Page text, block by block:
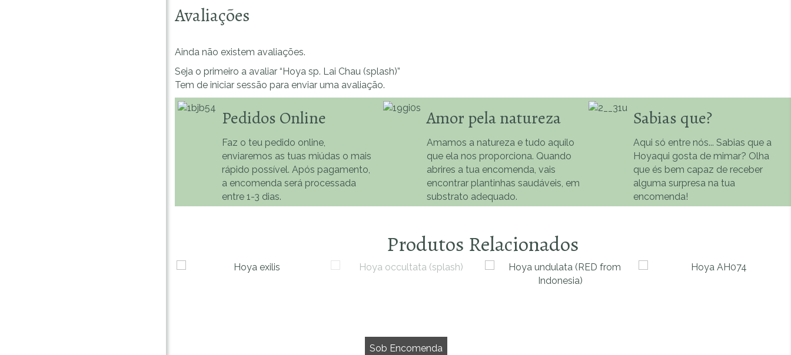
Avaliações
Ainda não existem avaliações.
Seja o primeiro a avaliar “Hoya sp. Lai Chau (splash)”
Tem deiniciar sessão para enviar uma avaliação.
Pedidos Online
Faz o teu pedido online,
enviaremos as tuas miúdas o mais
rápido possível. Após pagamento,
a encomenda será processada
entre 1-3 dias.
Amor pela natureza
Amamos a natureza e tudo aquilo
que ela nos proporciona. Quando
abrires a tua encomenda, vais
encontrar plantinhas saudáveis, em
substrato adequado.
Sabias que?
Aqui só entre nós... Sabias que a
Hoyaqui gosta de mimar? Olha
que és bem capaz de receber
alguma surpresa na tua
encomenda!
Produtos Relacionados
Sob Encomenda